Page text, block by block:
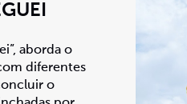
aborda o
diferentes
o